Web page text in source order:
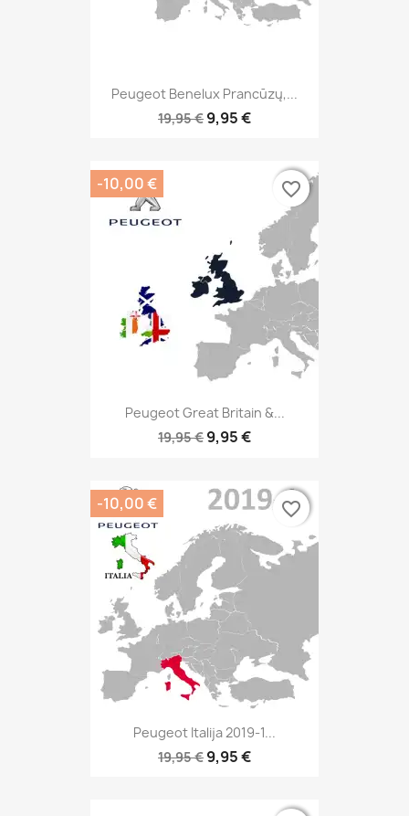
Peugeot Benelux Prancūzų,...
19,95 € 9,95 €
Peugeot Great Britain &...
19,95 € 9,95 €
-10,00 € favorite_border
favorite_border
Peugeot Italija 2019-1...
19,95 € 9,95 €
-10,00 € favorite_border
favorite_border